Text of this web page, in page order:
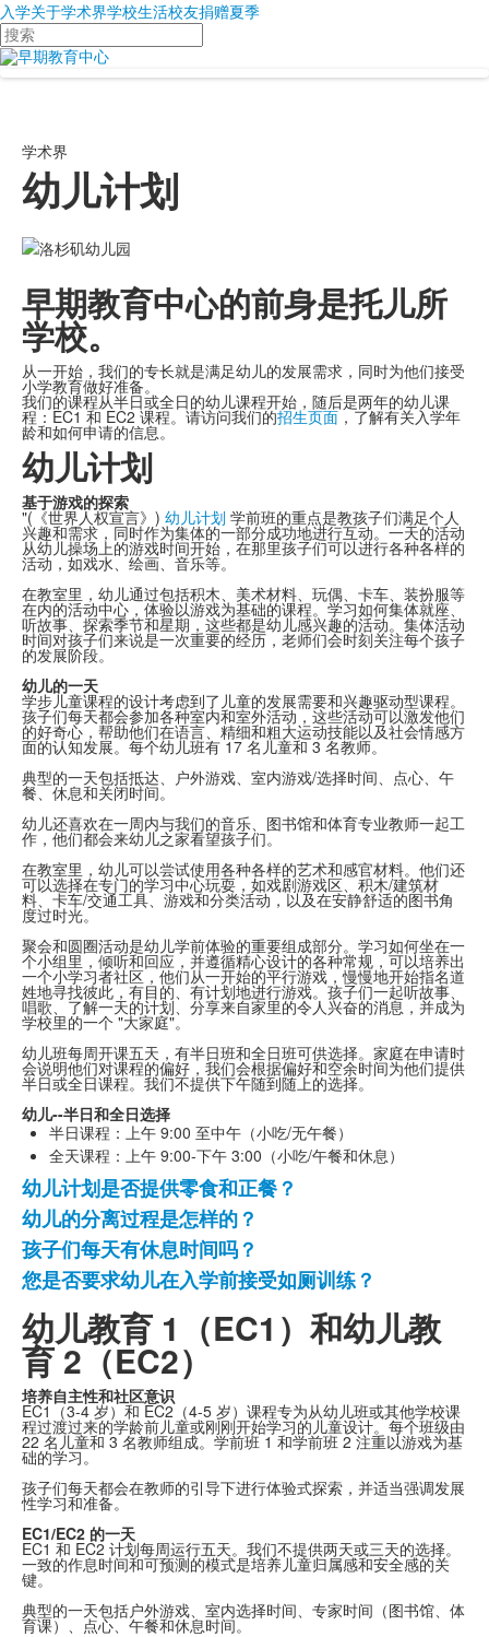
入学关于学术界学校生活校友捐赠夏季
搜
索
学术界
幼儿计划
早期教育中心的前身是托儿所
学校。
从一开始，我们的专长就是满足幼儿的发展需求，同时为他们接受
小学教育做好准备。
我们的课程从半日或全日的幼儿课程开始，随后是两年的幼儿课
程：EC1 和 EC2 课程。请访问我们的招生页面，了解有关入学年
龄和如何申请的信息。
幼儿计划
基于游戏的探索
"(《世界人权宣言》) 幼儿计划 学前班的重点是教孩子们满足个人
兴趣和需求，同时作为集体的一部分成功地进行互动。一天的活动
从幼儿操场上的游戏时间开始，在那里孩子们可以进行各种各样的
活动，如戏水、绘画、音乐等。
在教室里，幼儿通过包括积木、美术材料、玩偶、卡车、装扮服等
在内的活动中心，体验以游戏为基础的课程。学习如何集体就座、
听故事、探索季节和星期，这些都是幼儿感兴趣的活动。集体活动
时间对孩子们来说是一次重要的经历，老师们会时刻关注每个孩子
的发展阶段。
幼儿的一天
学步儿童课程的设计考虑到了儿童的发展需要和兴趣驱动型课程。
孩子们每天都会参加各种室内和室外活动，这些活动可以激发他们
的好奇心，帮助他们在语言、精细和粗大运动技能以及社会情感方
面的认知发展。每个幼儿班有 17 名儿童和 3 名教师。
典型的一天包括抵达、户外游戏、室内游戏/选择时间、点心、午
餐、休息和关闭时间。
幼儿还喜欢在一周内与我们的音乐、图书馆和体育专业教师一起工
作，他们都会来幼儿之家看望孩子们。
在教室里，幼儿可以尝试使用各种各样的艺术和感官材料。他们还
可以选择在专门的学习中心玩耍，如戏剧游戏区、积木/建筑材
料、卡车/交通工具、游戏和分类活动，以及在安静舒适的图书角
度过时光。
聚会和圆圈活动是幼儿学前体验的重要组成部分。学习如何坐在一
个小组里，倾听和回应，并遵循精心设计的各种常规，可以培养出
一个小学习者社区，他们从一开始的平行游戏，慢慢地开始指名道
姓地寻找彼此，有目的、有计划地进行游戏。孩子们一起听故事、
唱歌、了解一天的计划、分享来自家里的令人兴奋的消息，并成为
学校里的一个 "大家庭"。
幼儿班每周开课五天，有半日班和全日班可供选择。家庭在申请时
会说明他们对课程的偏好，我们会根据偏好和空余时间为他们提供
半日或全日课程。我们不提供下午随到随上的选择。
幼儿--半日和全日选择
半日课程：上午 9:00 至中午（小吃/无午餐）
全天课程：上午 9:00-下午 3:00（小吃/午餐和休息）
4
个
常
见
问
题
清
单。
幼儿计划是否提供零食和正餐？
幼儿的分离过程是怎样的？
孩子们每天有休息时间吗？
您是否要求幼儿在入学前接受如厕训练？
幼儿教育 1（EC1）和幼儿教
育 2（EC2）
培养自主性和社区意识
EC1（3-4 岁）和 EC2（4-5 岁）课程专为从幼儿班或其他学校课
程过渡过来的学龄前儿童或刚刚开始学习的儿童设计。每个班级由
22 名儿童和 3 名教师组成。学前班 1 和学前班 2 注重以游戏为基
础的学习。
孩子们每天都会在教师的引导下进行体验式探索，并适当强调发展
性学习和准备。
EC1/EC2 的一天
EC1 和 EC2 计划每周运行五天。我们不提供两天或三天的选择。
一致的作息时间和可预测的模式是培养儿童归属感和安全感的关
键。
典型的一天包括户外游戏、室内选择时间、专家时间（图书馆、体
育课）、点心、午餐和休息时间。